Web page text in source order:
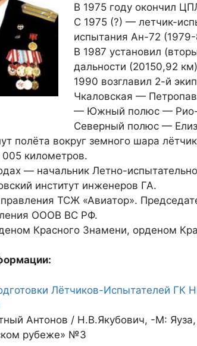
В 1975 году окончил
С 1975 (?) — летчик-
испытания Ан-72
В 1987 установил
дальности (20150,92
1990 возглавил 2-й
Чкаловская —
— Южный полюс —
Северный полюс —
полёта вокруг земного шара
005 километров.
— начальник Летно-
институт инженеров ГА.
ТСЖ «Авиатор».
ОООВ ВС РФ.
Красного Знамени, орденом
Лётчиков-Испытателей ГК
Антонов / Н.В.Якубович, -М:
рубеже» №3